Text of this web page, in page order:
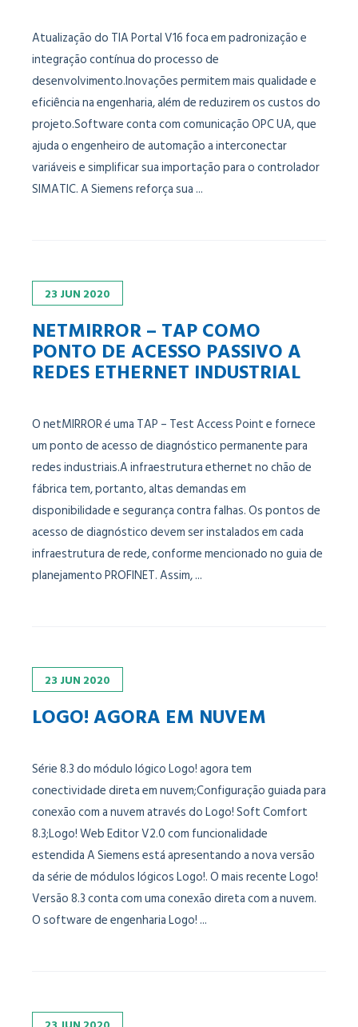
Atualização do TIA Portal V16 foca em padronização e
integração contínua do processo de
desenvolvimento.Inovações permitem mais qualidade e
eficiência na engenharia, além de reduzirem os custos do
projeto.Software conta com comunicação OPC UA, que
ajuda o engenheiro de automação a interconectar
variáveis e simplificar sua importação para o controlador
SIMATIC. A Siemens reforça sua ...
23 JUN 2020
NETMIRROR – TAP COMO
PONTO DE ACESSO PASSIVO A
REDES ETHERNET INDUSTRIAL
O netMIRROR é uma TAP – Test Access Point e fornece
um ponto de acesso de diagnóstico permanente para
redes industriais.A infraestrutura ethernet no chão de
fábrica tem, portanto, altas demandas em
disponibilidade e segurança contra falhas. Os pontos de
acesso de diagnóstico devem ser instalados em cada
infraestrutura de rede, conforme mencionado no guia de
planejamento PROFINET. Assim, ...
23 JUN 2020
LOGO! AGORA EM NUVEM
Série 8.3 do módulo lógico Logo! agora tem
conectividade direta em nuvem;Configuração guiada para
conexão com a nuvem através do Logo! Soft Comfort
8.3;Logo! Web Editor V2.0 com funcionalidade
estendida A Siemens está apresentando a nova versão
da série de módulos lógicos Logo!. O mais recente Logo!
Versão 8.3 conta com uma conexão direta com a nuvem.
O software de engenharia Logo! ...